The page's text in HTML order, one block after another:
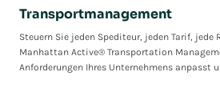
Transportmanagement
Steuern Sie jeden Spediteur, jeden Tarif,
Manhattan Active® Transportation
Anforderungen Ihres Unternehmens anpasst